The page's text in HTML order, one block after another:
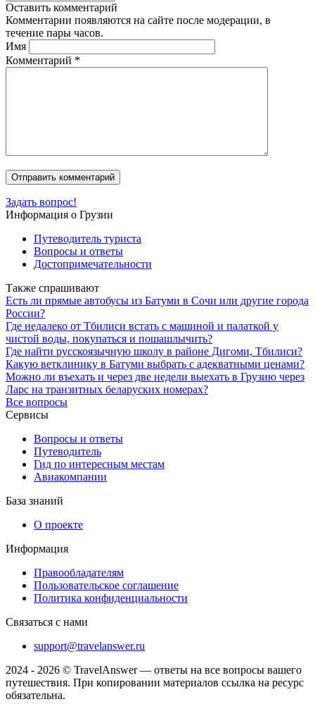
Оставить комментарий
Комментарии появляются на сайте после модерации, в
течение пары часов.
Имя
Комментарий *
Задать вопрос!
Информация о Грузии
Путеводитель туриста
Вопросы и ответы
Достопримечательности
Также спрашивают
Есть ли прямые автобусы из Батуми в Сочи или другие города
России?
Где недалеко от Тбилиси встать с машиной и палаткой у
чистой воды, покупаться и пошашлычить?
Где найти русскоязычную школу в районе Дигоми, Тбилиси?
Какую ветклинику в Батуми выбрать с адекватными ценами?
Можно ли въехать и через две недели выехать в Грузию через
Ларс на транзитных беларуских номерах?
Все вопросы
Сервисы
Вопросы и ответы
Путеводитель
Гид по интересным местам
Авиакомпании
База знаний
О проекте
Информация
Правообладателям
Пользовательское соглашение
Политика конфиденциальности
Связаться с нами
support@travelanswer.ru
2024 - 2026 © TravelAnswer — ответы на все вопросы вашего
путешествия. При копировании материалов ссылка на ресурс
обязательна.